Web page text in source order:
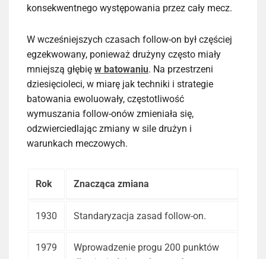
konsekwentnego występowania przez cały mecz.
W wcześniejszych czasach follow-on był częściej
egzekwowany, ponieważ drużyny często miały
mniejszą głębię w batowaniu. Na przestrzeni
dziesięcioleci, w miarę jak techniki i strategie
batowania ewoluowały, częstotliwość
wymuszania follow-onów zmieniała się,
odzwierciedlając zmiany w sile drużyn i
warunkach meczowych.
Rok Znacząca zmiana
1930 Standaryzacja zasad follow-on.
1979
Wprowadzenie progu 200 punktów